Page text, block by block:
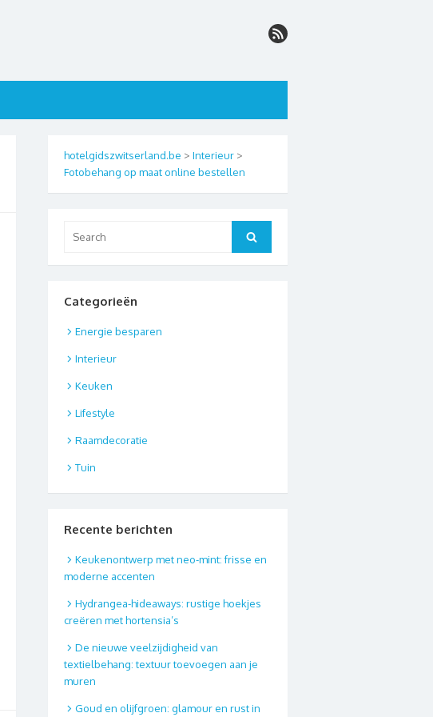
hotelgidszwitserland.be > Interieur >
Fotobehang op maat online bestellen
for:
Search
Categorieën
Energie besparen
Interieur
Keuken
Lifestyle
Raamdecoratie
Tuin
Recente berichten
Keukenontwerp met neo-mint: frisse en
moderne accenten
Hydrangea-hideaways: rustige hoekjes
creëren met hortensia’s
De nieuwe veelzijdigheid van
textielbehang: textuur toevoegen aan je
muren
Goud en olijfgroen: glamour en rust in